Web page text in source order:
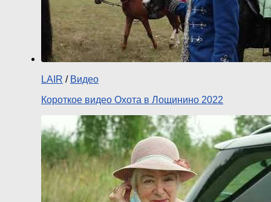
LAIR / Видео
Короткое видео Охота в Лощинино 2022